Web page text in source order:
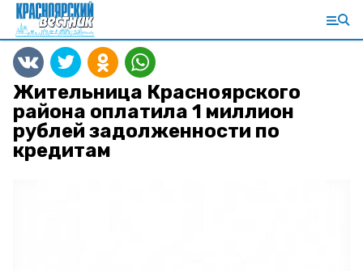
Жительница Красноярского
района оплатила 1 миллион
рублей задолженности по
кредитам